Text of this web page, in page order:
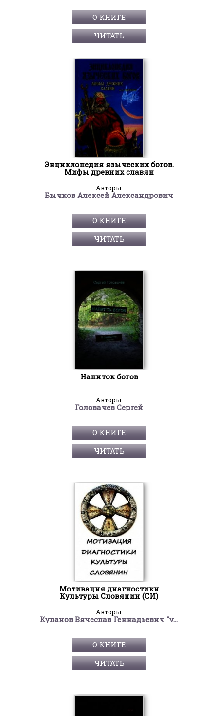
О КНИГЕ
ЧИТАТЬ
Энциклопедия языческих богов.
Мифы древних славян
Авторы:
Бычков Алексей Александрович
О КНИГЕ
ЧИТАТЬ
Напиток богов
Авторы:
Головачев Сергей
О КНИГЕ
ЧИТАТЬ
Мотивация диагностики
Культуры Словянин (СИ)
Авторы:
Куланов Вячеслав Геннадьевич "v.kulanov"
О КНИГЕ
ЧИТАТЬ